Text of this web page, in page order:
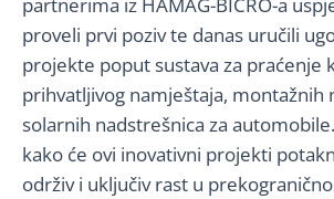
partnerima iz HAMAG-BICRO-a
proveli prvi poziv te danas uručili
projekte poput sustava za praćenje
prihvatljivog namještaja, montažnih
solarnih nadstrešnica za
kako će ovi inovativni projekti
održiv i uključiv rast u